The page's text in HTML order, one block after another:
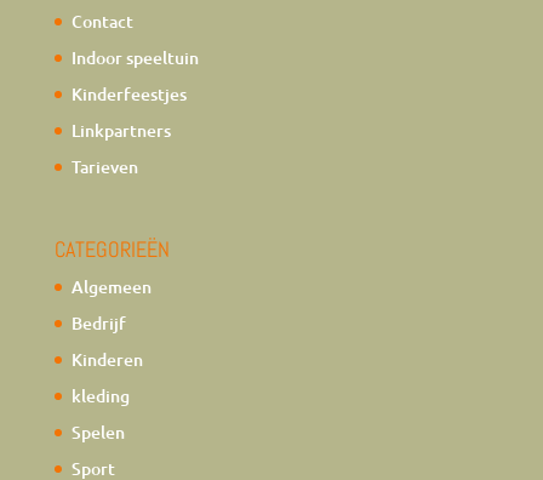
Contact
Indoor speeltuin
Kinderfeestjes
Linkpartners
Tarieven
CATEGORIEËN
Algemeen
Bedrijf
Kinderen
kleding
Spelen
Sport